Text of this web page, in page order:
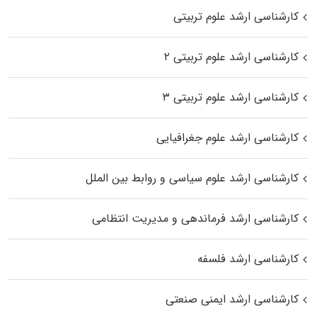
کارشناسی ارشد علوم تربیتی
کارشناسی ارشد علوم تربیتی ۲
کارشناسی ارشد علوم تربیتی ۳
کارشناسی ارشد علوم جغرافیایی
کارشناسی ارشد علوم سیاسی و روابط بین الملل
کارشناسی ارشد فرماندهی و مدیریت انتظامی
کارشناسی ارشد فلسفه
کارشناسی ارشد ایمنی صنعتی